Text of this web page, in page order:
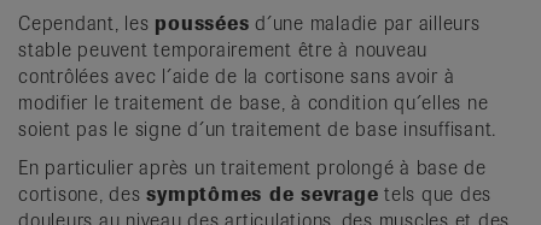
Cependant, les poussées d´une maladie par ailleurs
stable peuvent temporairement être à nouveau
contrôlées avec l´aide de la cortisone sans avoir à
modifier le traitement de base, à condition qu´elles ne
soient pas le signe d´un traitement de base insuffisant.
En particulier après un traitement prolongé à base de
corti­sone, dessymptômes de sevrage tels que des